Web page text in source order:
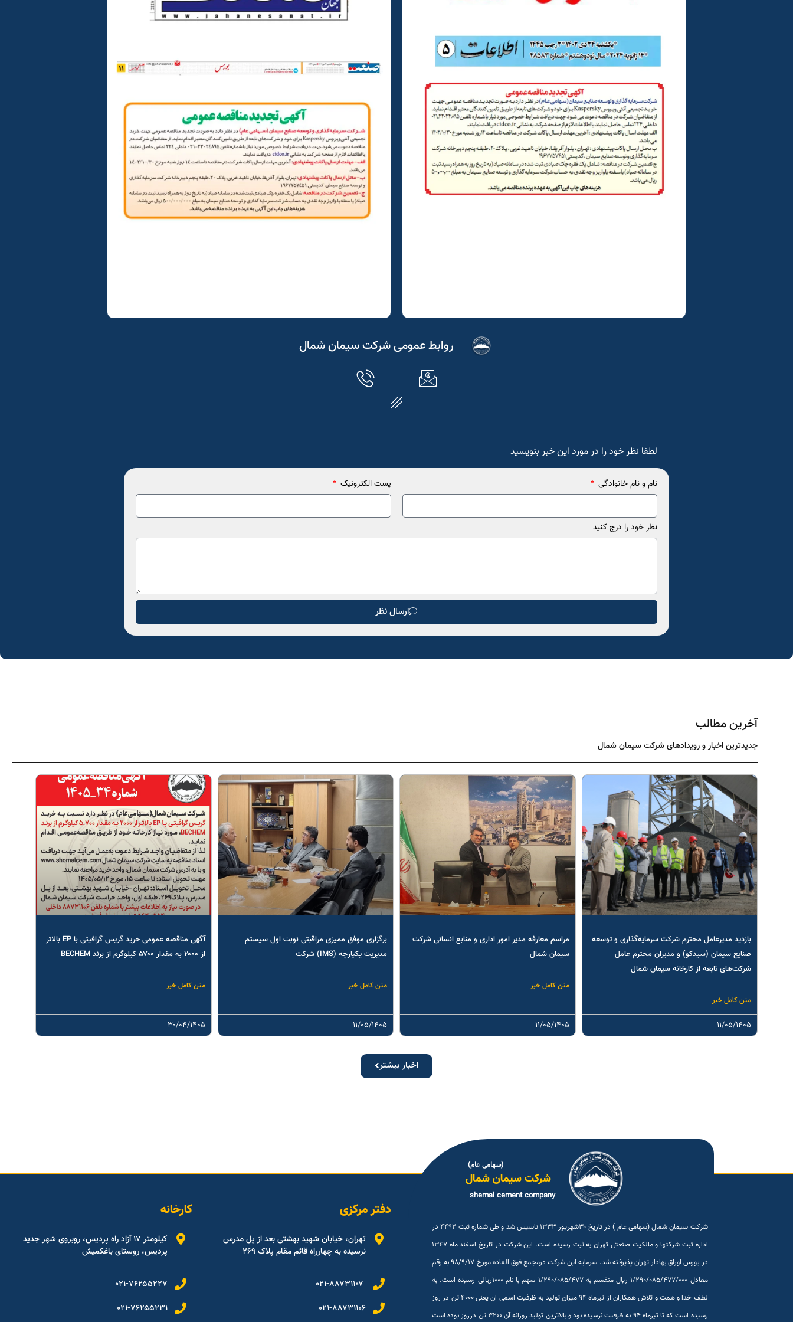
روابط عمومی شرکت سیمان شمال
لطفا نظر خود را در مورد این خبر بنویسید
نام و نام خانوادگی پست الکترونیک
نظر خود را درج کنید
ارسال نظر
آخرین مطالب
جدیدترین اخبار و رویدادهای شرکت سیمان شمال
بازدید مدیرعامل محترم شرکت سرمایه‌گذاری و توسعه
صنایع سیمان (سیدکو) و مدیران محترم عامل
شرکت‌های تابعه از کارخانه سیمان شمال
متن کامل خبر
۱۱/۰۵/۱۴۰۵
مراسم معارفه مدیر امور اداری و منابع انسانی شرکت
سیمان شمال
متن کامل خبر
۱۱/۰۵/۱۴۰۵
برگزاری موفق ممیزی مراقبتی نوبت اول سیستم
مدیریت یکپارچه (IMS) شرکت
متن کامل خبر
۱۱/۰۵/۱۴۰۵
آگهی مناقصه عمومی خرید گریس گرافیتی با EP بالاتر
از ۲۰۰۰ به مقدار ۵۷۰۰ کیلوگرم از برند BECHEM
متن کامل خبر
۳۰/۰۴/۱۴۰۵
اخبار بیشتر
(سهامی عام)
شرکت سیمان شمال
shemal cement company
شرکت سیمان شمال (سهامی عام ) در تاریخ ۳۰شهريور ۱۳۳۳ تاسیس شد و طی شماره ثبت ۴۴۹۲ در
اداره ثبت شرکتها و مالکیت صنعتی تهران به ثبت رسیده است. این شرکت در تاریخ اسفند ماه ۱۳۴۷
در بورس اوراق بهادار تهران پذیرفته شد. سرمایه این شرکت درمجمع فوق العاده مورخ ۹۸/۹/۱۷ به رقم
معادل ۱/۲۹۰/۰۸۵/۴۷۷/۰۰۰ ریال منقسم به ۱/۲۹۰/۰۸۵/۴۷۷ سهم با نام ۱۰۰۰ریالی رسیده است. به
لطف خدا و همت و تلاش همکاران از تیرماه ۹۴ میزان تولید به ظرفیت اسمی ان یعنی ۴۰۰۰ تن در روز
رسیده است که تا تیرماه ۹۴ به ظرفیت نرسیده بود و بالاترین تولید روزانه آن ۳۲۰۰ تن درروز بوده است
دفتر مرکزی
تهران، خیابان شهید بهشتی بعد از پل مدرس
نرسیده به چهارراه قائم مقام پلاک ۲۶۹
۰۲۱-۸۸۷۳۱۱۰۶
کارخانه
کیلومتر ۱۷ آزاد راه پردیس، روبروی شهر جدید
پردیس، روستای باغکمیش
۰۲۱-۷۶۲۵۵۲۲۷
۰۲۱-۷۶۲۵۵۲۳۱